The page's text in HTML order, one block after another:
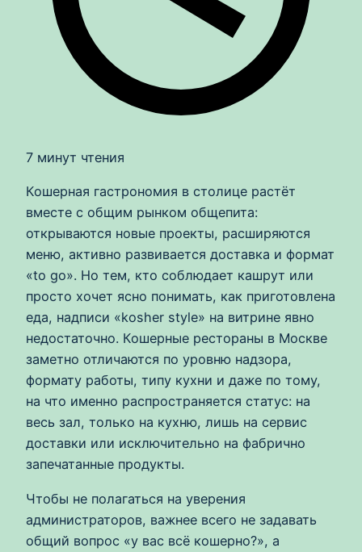
7 минут чтения
Кошерная гастрономия в столице растёт
вместе с общим рынком общепита:
открываются новые проекты, расширяются
меню, активно развивается доставка и формат
«to go». Но тем, кто соблюдает кашрут или
просто хочет ясно понимать, как приготовлена
еда, надписи «kosher style» на витрине явно
недостаточно. Кошерные рестораны в Москве
заметно отличаются по уровню надзора,
формату работы, типу кухни и даже по тому,
на что именно распространяется статус: на
весь зал, только на кухню, лишь на сервис
доставки или исключительно на фабрично
запечатанные продукты.
Чтобы не полагаться на уверения
администраторов, важнее всего не задавать
общий вопрос «у вас всё кошерно?», а